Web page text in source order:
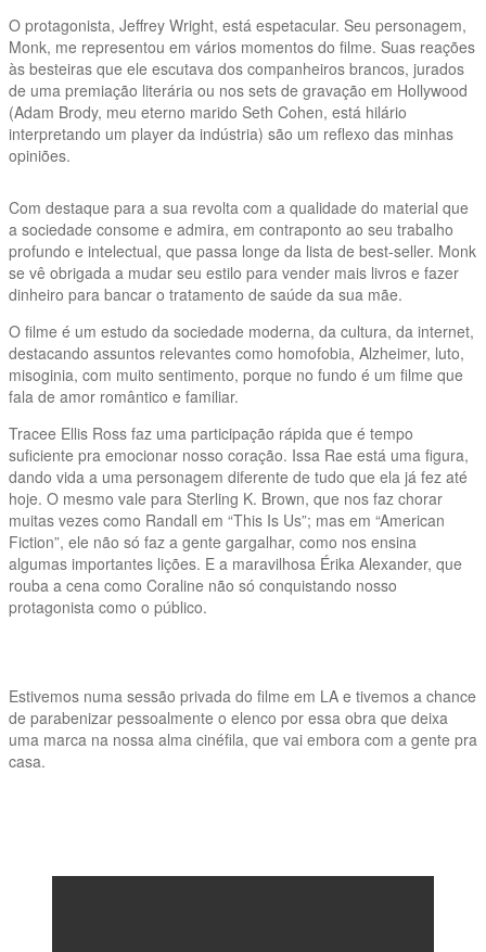
O protagonista, Jeffrey Wright, está espetacular. Seu personagem,
Monk, me representou em vários momentos do filme. Suas reações
às besteiras que ele escutava dos companheiros brancos, jurados
de uma premiação literária ou nos sets de gravação em Hollywood
(Adam Brody, meu eterno marido Seth Cohen, está hilário
interpretando um player da indústria) são um reflexo das minhas
opiniões.
Com destaque para a sua revolta com a qualidade do material que
a sociedade consome e admira, em contraponto ao seu trabalho
profundo e intelectual, que passa longe da lista de best-seller. Monk
se vê obrigada a mudar seu estilo para vender mais livros e fazer
dinheiro para bancar o tratamento de saúde da sua mãe.
O filme é um estudo da sociedade moderna, da cultura, da internet,
destacando assuntos relevantes como homofobia, Alzheimer, luto,
misoginia, com muito sentimento, porque no fundo é um filme que
fala de amor romântico e familiar.
Tracee Ellis Ross faz uma participação rápida que é tempo
suficiente pra emocionar nosso coração. Issa Rae está uma figura,
dando vida a uma personagem diferente de tudo que ela já fez até
hoje. O mesmo vale para Sterling K. Brown, que nos faz chorar
muitas vezes como Randall em “This Is Us”; mas em “American
Fiction”, ele não só faz a gente gargalhar, como nos ensina
algumas importantes lições. E a maravilhosa Érika Alexander, que
rouba a cena como Coraline não só conquistando nosso
protagonista como o público.
Estivemos numa sessão privada do filme em LA e tivemos a chance
de parabenizar pessoalmente o elenco por essa obra que deixa
uma marca na nossa alma cinéfila, que vai embora com a gente pra
casa.